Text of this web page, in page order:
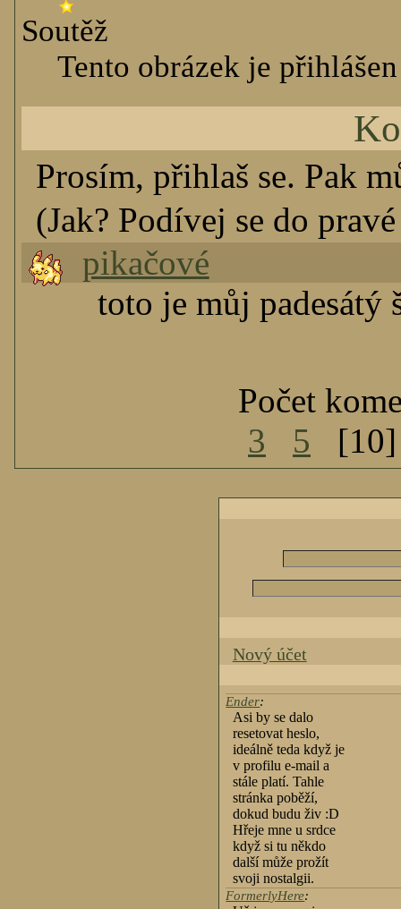
Soutěž
Tento obrázek je
Prosím, přihlaš se. Pak
(Jak? Podívej se do
pikačové
toto je můj
Počet
3
5
Nový účet
Ender:
Asi by se dalo
resetovat heslo,
ideálně teda když je
v profilu e-mail a
stále platí. Tahle
stránka poběží,
dokud budu živ :D
Hřeje mne u srdce
když si tu někdo
další může prožít
svoji nostalgii.
FormerlyHere: